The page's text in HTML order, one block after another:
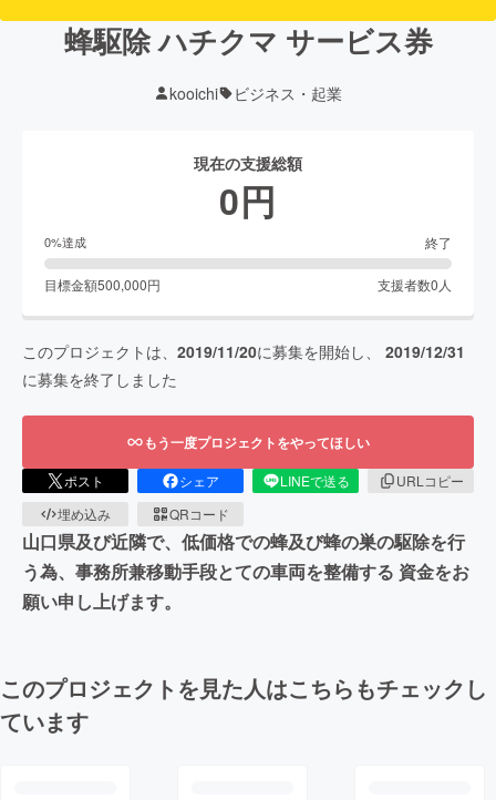
蜂駆除 ハチクマ サービス券
kooichi ビジネス・起業
現在の支援総額
0円
0%達成 終了
目標金額500,000円 支援者数0 人
このプロジェクトは、 2019/11/20に募集を開始し、 2019/12/31
に募集を終了しました
もう一度プロジェクトをやってほしい
ポスト シェア LINEで送る
URLコピー
埋め込み
QRコード
山口県及び近隣で、低価格での蜂及び蜂の巣の駆除を行
う為、事務所兼移動手段とての車両を整備する 資金をお
願い申し上げます。
このプロジェクトを見た人はこちらもチェックし
ています